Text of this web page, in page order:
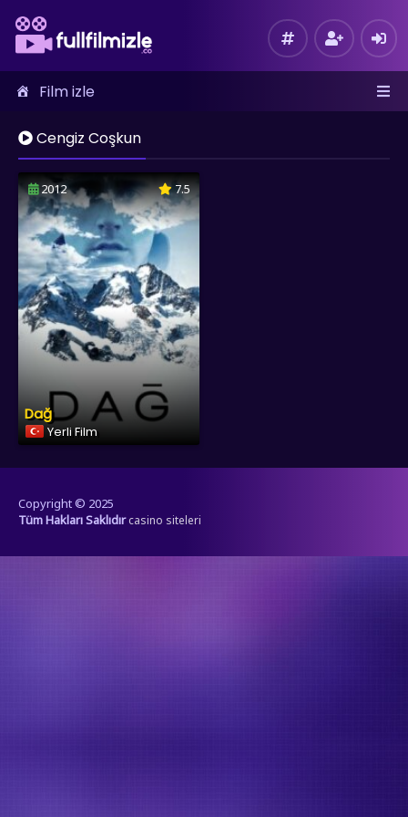
Film izle
Cengiz Coşkun
2012 7.5
Dağ
Yerli Film
Copyright © 2025
Tüm Hakları Saklıdır casino siteleri